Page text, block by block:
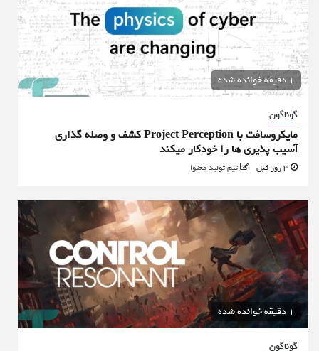
1 دقیقه خوانده شده
گوناگون
مایکروسافت با Project Perception کشف و وصله گذاری
آسیب پذیری ها را خودکار میکند
تیم تولید محتوا
1 دقیقه خوانده شده
گوناگون